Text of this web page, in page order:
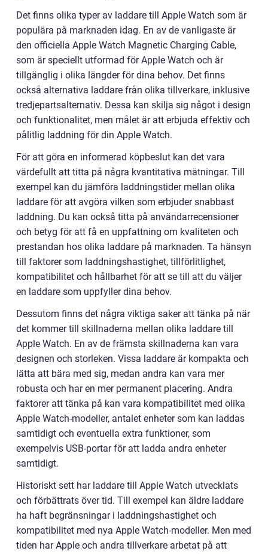
Det finns olika typer av laddare till Apple Watch som är
populära på marknaden idag. En av de vanligaste är
den officiella Apple Watch Magnetic Charging Cable,
som är speciellt utformad för Apple Watch och är
tillgänglig i olika längder för dina behov. Det finns
också alternativa laddare från olika tillverkare, inklusive
tredjepartsalternativ. Dessa kan skilja sig något i design
och funktionalitet, men målet är att erbjuda effektiv och
pålitlig laddning för din Apple Watch.
För att göra en informerad köpbeslut kan det vara
värdefullt att titta på några kvantitativa mätningar. Till
exempel kan du jämföra laddningstider mellan olika
laddare för att avgöra vilken som erbjuder snabbast
laddning. Du kan också titta på användarrecensioner
och betyg för att få en uppfattning om kvaliteten och
prestandan hos olika laddare på marknaden. Ta hänsyn
till faktorer som laddningshastighet, tillförlitlighet,
kompatibilitet och hållbarhet för att se till att du väljer
en laddare som uppfyller dina behov.
Dessutom finns det några viktiga saker att tänka på när
det kommer till skillnaderna mellan olika laddare till
Apple Watch. En av de främsta skillnaderna kan vara
designen och storleken. Vissa laddare är kompakta och
lätta att bära med sig, medan andra kan vara mer
robusta och har en mer permanent placering. Andra
faktorer att tänka på kan vara kompatibilitet med olika
Apple Watch-modeller, antalet enheter som kan laddas
samtidigt och eventuella extra funktioner, som
exempelvis USB-portar för att ladda andra enheter
samtidigt.
Historiskt sett har laddare till Apple Watch utvecklats
och förbättrats över tid. Till exempel kan äldre laddare
ha haft begränsningar i laddningshastighet och
kompatibilitet med nya Apple Watch-modeller. Men med
tiden har Apple och andra tillverkare arbetat på att